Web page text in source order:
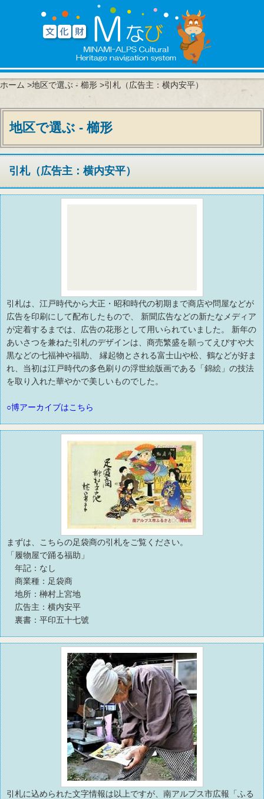
ホーム >地区で選ぶ - 櫛形 >引札（広告主：横内安平）
地区で選ぶ - 櫛形
引札（広告主：横内安平）
引札は、江戸時代から大正・昭和時代の初期まで商店や問屋などが
広告を印刷にして配布したもので、 新聞広告などの新たなメディア
が定着するまでは、広告の花形として用いられていました。 新年の
あいさつを兼ねた引札のデザインは、商売繁盛を願ってえびすや大
黒などの七福神や福助、 縁起物とされる富士山や松、鶴などが好ま
れ、当初は江戸時代の多色刷りの浮世絵版画である「錦絵」の技法
を取り入れた華やかで美しいものでした。
○博アーカイブはこちら
まずは、こちらの足袋商の引札をご覧ください。
「履物屋で踊る福助」
年記：なし
商業種：足袋商
地所：榊村上宮地
広告主：横内安平
裏書：平印五十七號
引札に込められた文字情報は以上ですが、南アルプス市広報「ふる